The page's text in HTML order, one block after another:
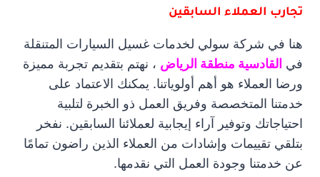
تجارب العملاء السابقين
هنا في شركة سولي لخدمات غسيل السيارات المتنقلة
في القادسية منطقة الرياض ، نهتم بتقديم تجربة مميزة
ورضا العملاء هو أهم أولوياتنا. يمكنك الاعتماد على
خدمتنا المتخصصة وفريق العمل ذو الخبرة لتلبية
احتياجاتك وتوفير آراء إيجابية لعملائنا السابقين. نفخر
بتلقي تقييمات وإشادات من العملاء الذين راضون تمامًا
عن خدمتنا وجودة العمل التي نقدمها.